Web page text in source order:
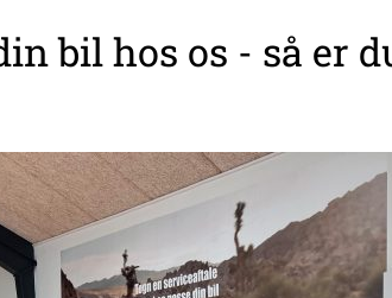
bil hos os - så er